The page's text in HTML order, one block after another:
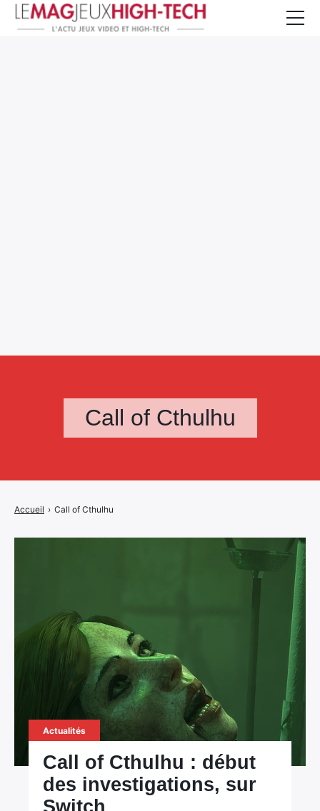
Call of Cthulhu
Accueil › Call of Cthulhu
Actualités
Call of Cthulhu : début
des investigations, sur
Switch